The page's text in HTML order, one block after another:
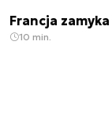
Francja
10 min.